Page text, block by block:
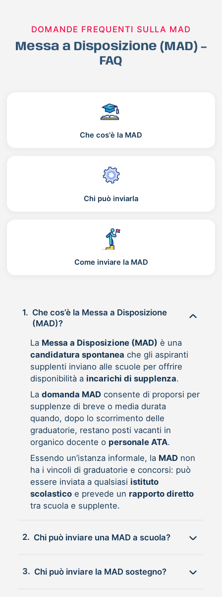
DOMANDE FREQUENTI SULLA MAD
Messa a Disposizione (MAD) –
FAQ
Che cos'è la MAD
Chi può inviarla
Come inviare la MAD
1. Che cos’è la Messa a Disposizione
(MAD)?
La Messa a Disposizione (MAD) è una
candidatura spontanea che gli aspiranti
supplenti inviano alle scuole per offrire
disponibilità a incarichi di supplenza.
La domanda MADconsente di proporsi per
supplenze di breve o media durata
quando, dopo lo scorrimento delle
graduatorie, restano posti vacanti in
organico docente o personale ATA.
Essendo un’istanza informale, la MADnon
ha i vincoli di graduatorie e concorsi: può
essere inviata a qualsiasi istituto
scolasticoe prevede un rapporto diretto
tra scuola e supplente.
2. Chi può inviare una MAD a scuola?
3. Chi può inviare la MAD sostegno?